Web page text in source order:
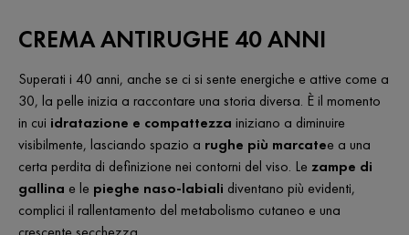
CREMA ANTIRUGHE 40 ANNI
Superati i 40 anni, anche se ci si sente energiche e attive come a
30, la pelle inizia a raccontare una storia diversa. È il momento
in cui idratazione e compattezza iniziano a diminuire
visibilmente, lasciando spazio a rughe più marcatee a una
certa perdita di definizione nei contorni del viso. Le zampe di
gallina e le pieghe naso-labiali diventano più evidenti,
complici il rallentamento del metabolismo cutaneo e una